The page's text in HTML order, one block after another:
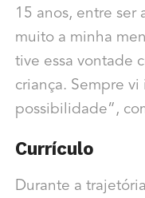
15 anos, entre ser
muito a minha
tive essa vontade
criança. Sempre vi
possibilidade”,
Currículo
Durante a